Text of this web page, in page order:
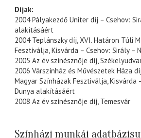
Díjak:
2004 Pályakezdő Uniter díj – Csehov:
alakításáért
2004 Teplánszky díj, XVI. Határon Túli
Fesztiválja, Kisvárda – Csehov: Sirály –
2005 Az év színésznője díj,
2006 Várszínház és Művészetek Háza
Magyar Színházak Fesztiválja, Kisvárda
Dunya alakításáért
2008 Az év színésznője díj, Temesvár
Színházi munkái